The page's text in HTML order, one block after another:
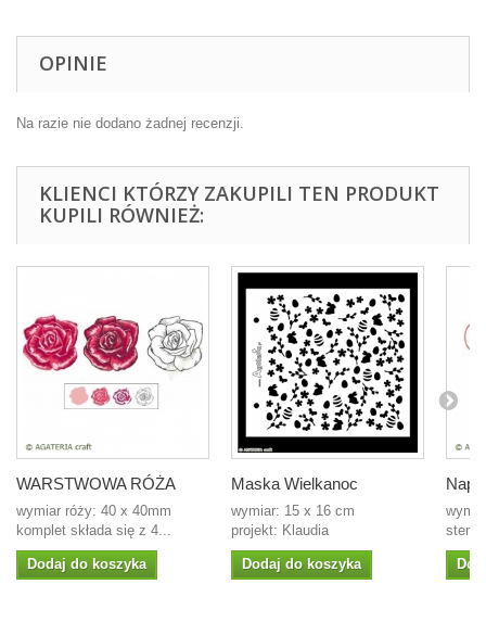
OPINIE
Na razie nie dodano żadnej recenzji.
KLIENCI KTÓRZY ZAKUPILI TEN PRODUKT
KUPILI RÓWNIEŻ:
WARSTWOWA RÓŻA
wymiar róży: 40 x 40mm
komplet składa się z 4...
Dodaj do koszyka
Maska Wielkanoc
wymiar: 15 x 16 cm
projekt: Klaudia
Dodaj do koszyka